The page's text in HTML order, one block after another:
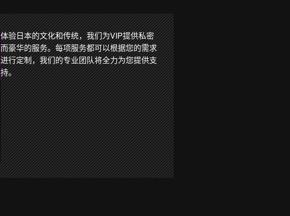
体验日本的文化和传统，我们为VIP提供私密
而豪华的服务。每项服务都可以根据您的需求
进行定制，我们的专业团队将全力为您提供支
持。